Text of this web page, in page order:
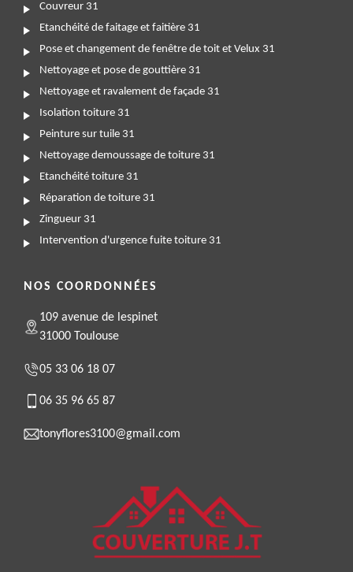
Couvreur 31
Etanchéité de faitage et faitière 31
Pose et changement de fenêtre de toit et Velux 31
Nettoyage et pose de gouttière 31
Nettoyage et ravalement de façade 31
Isolation toiture 31
Peinture sur tuile 31
Nettoyage demoussage de toiture 31
Etanchéité toiture 31
Réparation de toiture 31
Zingueur 31
Intervention d'urgence fuite toiture 31
NOS COORDONNÉES
109 avenue de lespinet
31000 Toulouse
05 33 06 18 07
06 35 96 65 87
tonyflores3100@gmail.com